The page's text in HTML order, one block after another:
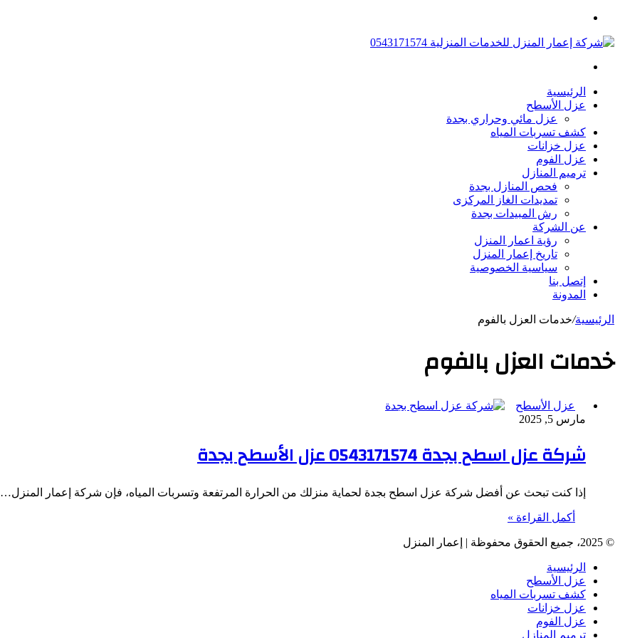
الرئيسية
عزل الأسطح
عزل مائي وحراري بجدة
كشف تسربات المياه
عزل خزانات
عزل الفوم
ترميم المنازل
فحص المنازل بجدة
تمديدات الغاز المركزى
رش المبيدات بجدة
عن الشركة
رؤية اعمار المنزل
تاريخ إعمار المنزل
سياسية الخصوصية
إتصل بنا
المدونة
الرئيسية/خدمات العزل بالفوم
خدمات العزل بالفوم
عزل الأسطح
مارس 5, 2025
شركة عزل اسطح بجدة 0543171574 عزل الأسطح بجدة
إذا كنت تبحث عن أفضل شركة عزل اسطح بجدة لحماية منزلك من الحرارة المرتفعة وتسربات المياه، فإن شركة إعمار المنزل…
أكمل القراءة »
© 2025، جميع الحقوق محفوظة | إعمار المنزل
الرئيسية
عزل الأسطح
كشف تسربات المياه
عزل خزانات
عزل الفوم
ترميم المنازل